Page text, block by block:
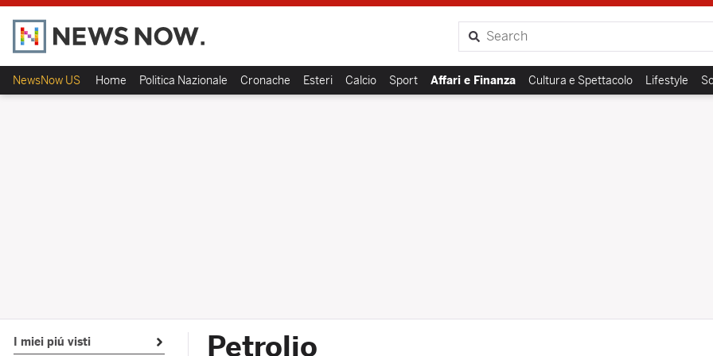
Cerca
NewsNow US Home Politica Nazionale Cronache Esteri Calcio Sport Affari e Finanza Cultura e Spettacolo Lifestyle
Petrolio
I miei piú visti
Open submenu